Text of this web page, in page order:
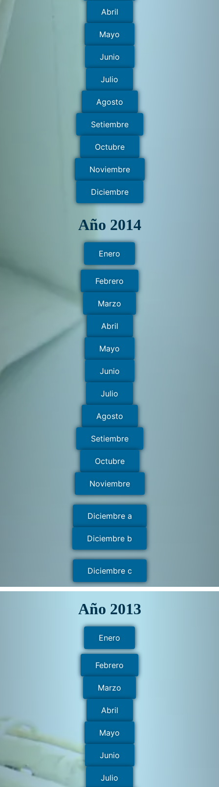
Abril
Mayo
Junio
Julio
Agosto
Setiembre
Octubre
Noviembre
Diciembre
Año 2014
Enero
Febrero
Marzo
Abril
Mayo
Junio
Julio
Agosto
Setiembre
Octubre
Noviembre
Diciembre a
Diciembre b
Diciembre c
Año 2013
Enero
Febrero
Marzo
Abril
Mayo
Junio
Julio